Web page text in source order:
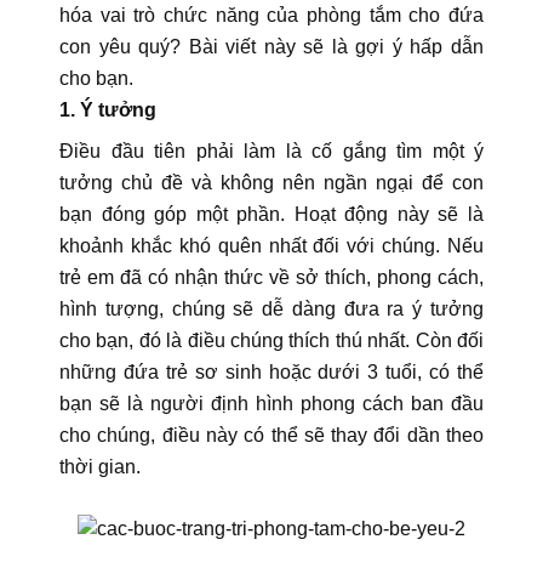
hóa vai trò chức năng của phòng tắm cho đứa
con yêu quý? Bài viết này sẽ là gợi ý hấp dẫn
cho bạn.
1. Ý tưởng
Điều đầu tiên phải làm là cố gắng tìm một ý
tưởng chủ đề và không nên ngần ngại để con
bạn đóng góp một phần. Hoạt động này sẽ là
khoảnh khắc khó quên nhất đối với chúng. Nếu
trẻ em đã có nhận thức về sở thích, phong cách,
hình tượng, chúng sẽ dễ dàng đưa ra ý tưởng
cho bạn, đó là điều chúng thích thú nhất. Còn đối
những đứa trẻ sơ sinh hoặc dưới 3 tuổi, có thể
bạn sẽ là người định hình phong cách ban đầu
cho chúng, điều này có thể sẽ thay đổi dần theo
thời gian.